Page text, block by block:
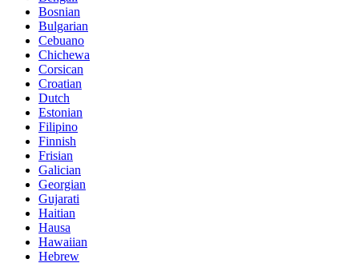
Bosnian
Bulgarian
Cebuano
Chichewa
Corsican
Croatian
Dutch
Estonian
Filipino
Finnish
Frisian
Galician
Georgian
Gujarati
Haitian
Hausa
Hawaiian
Hebrew